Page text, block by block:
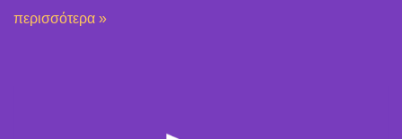
περισσότερα »